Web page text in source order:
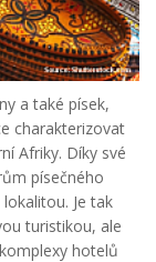
a také písek,
charakterizovat
Afriky. Díky své
písečného
Je tak
turistikou, ale
hotelů